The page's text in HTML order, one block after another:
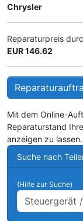
Chrysler
Reparaturpreis
EUR 146.62
Mit dem Online-
Reparaturstand
anzeigen zu lassen.
Suche nach
(Hilfe zur Suche)